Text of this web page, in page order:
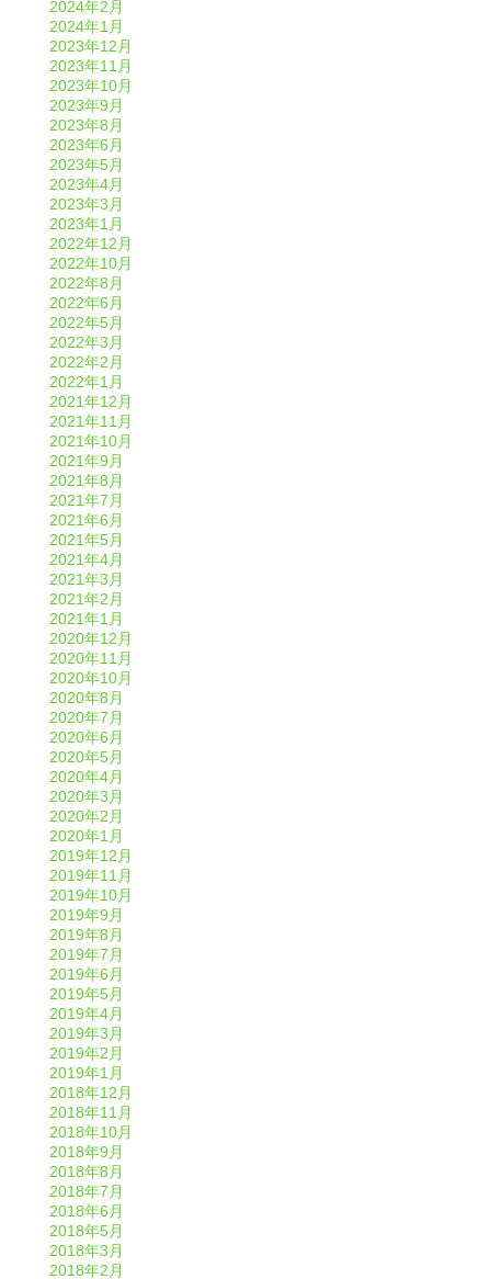
2024年2月
2024年1月
2023年12月
2023年11月
2023年10月
2023年9月
2023年8月
2023年6月
2023年5月
2023年4月
2023年3月
2023年1月
2022年12月
2022年10月
2022年8月
2022年6月
2022年5月
2022年3月
2022年2月
2022年1月
2021年12月
2021年11月
2021年10月
2021年9月
2021年8月
2021年7月
2021年6月
2021年5月
2021年4月
2021年3月
2021年2月
2021年1月
2020年12月
2020年11月
2020年10月
2020年8月
2020年7月
2020年6月
2020年5月
2020年4月
2020年3月
2020年2月
2020年1月
2019年12月
2019年11月
2019年10月
2019年9月
2019年8月
2019年7月
2019年6月
2019年5月
2019年4月
2019年3月
2019年2月
2019年1月
2018年12月
2018年11月
2018年10月
2018年9月
2018年8月
2018年7月
2018年6月
2018年5月
2018年3月
2018年2月